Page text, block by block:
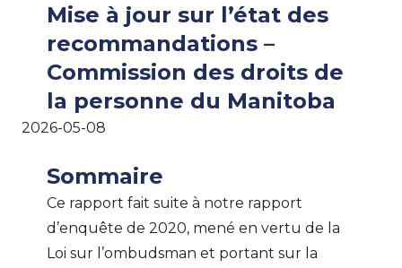
Mise à jour sur l’état des
recommandations –
Commission des droits de
la personne du Manitoba
2026-05-08
Sommaire
Ce rapport fait suite à notre rapport
d’enquête de 2020, mené en vertu de la
Loi sur l’ombudsman et portant sur la